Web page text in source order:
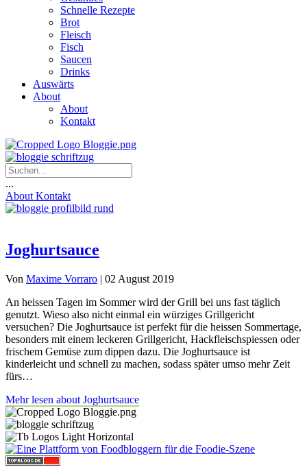
Schnelle Rezepte
Brot
Fleisch
Fisch
Saucen
Drinks
Auswärts
About
About
Kontakt
...
About Kontakt
Joghurtsauce
Von Maxime Vorraro | 02 August 2019
An heissen Tagen im Sommer wird der Grill bei uns fast täglich
genutzt. Wieso also nicht einmal ein würziges Grillgericht
versuchen? Die Joghurtsauce ist perfekt für die heissen Sommertage,
besonders mit einem leckeren Grillgericht, Hackfleischspiessen oder
frischem Gemüse zum dippen dazu. Die Joghurtsauce ist
kinderleicht und schnell zu machen, sodass später umso mehr Zeit
fürs…
Mehr lesen about Joghurtsauce